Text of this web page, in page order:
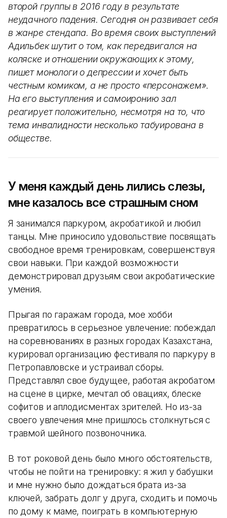
второй группы в 2016 году в результате
неудачного падения. Сегодня он развивает себя
в жанре стендапа. Во время своих выступлений
Адильбек шутит о том, как передвигался на
коляске и отношении окружающих к этому,
пишет монологи о депрессии и хочет быть
честным комиком, а не просто «персонажем».
На его выступления и самоиронию зал
реагирует положительно, несмотря на то, что
тема инвалидности несколько табуирована в
обществе.
У меня каждый день лились слезы,
мне казалось все страшным сном
Я занимался паркуром, акробатикой и любил
танцы. Мне приносило удовольствие посвящать
свободное время тренировкам, совершенствуя
свои навыки. При каждой возможности
демонстрировал друзьям свои акробатические
умения.
Прыгая по гаражам города, мое хобби
превратилось в серьезное увлечение: побеждал
на соревнованиях в разных городах Казахстана,
курировал организацию фестиваля по паркуру в
Петропавловске и устраивал сборы.
Представлял свое будущее, работая акробатом
на сцене в цирке, мечтал об овациях, блеске
софитов и аплодисментах зрителей. Но из-за
своего увлечения мне пришлось столкнуться с
травмой шейного позвоночника.
В тот роковой день было много обстоятельств,
чтобы не пойти на тренировку: я жил у бабушки
и мне нужно было дождаться брата из-за
ключей, забрать долг у друга, сходить и помочь
по дому к маме, поиграть в компьютерную